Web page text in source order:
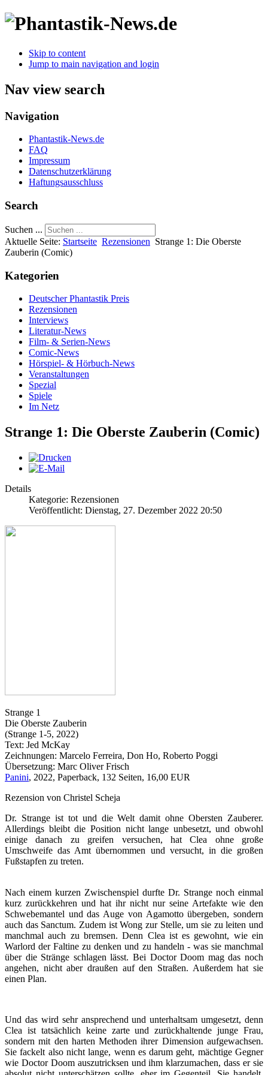
Skip to content
Jump to main navigation and login
Nav view search
Navigation
Phantastik-News.de
FAQ
Impressum
Datenschutzerklärung
Haftungsausschluss
Search
Suchen ...
Aktuelle Seite: Startseite Rezensionen Strange 1: Die Oberste
Zauberin (Comic)
Kategorien
Deutscher Phantastik Preis
Rezensionen
Interviews
Literatur-News
Film- & Serien-News
Comic-News
Hörspiel- & Hörbuch-News
Veranstaltungen
Spezial
Spiele
Im Netz
Strange 1: Die Oberste Zauberin (Comic)
Details
Kategorie: Rezensionen
Veröffentlicht: Dienstag, 27. Dezember 2022 20:50
Strange 1
Die Oberste Zauberin
(Strange 1-5, 2022)
Text: Jed McKay
Zeichnungen: Marcelo Ferreira, Don Ho, Roberto Poggi
Übersetzung: Marc Oliver Frisch
Panini, 2022, Paperback, 132 Seiten, 16,00 EUR
Rezension von Christel Scheja
Dr. Strange ist tot und die Welt damit ohne Obersten Zauberer.
Allerdings bleibt die Position nicht lange unbesetzt, und obwohl
einige danach zu greifen versuchen, hat Clea ohne große
Umschweife das Amt übernommen und versucht, in die großen
Fußstapfen zu treten.
Nach einem kurzen Zwischenspiel durfte Dr. Strange noch einmal
kurz zurückkehren und hat ihr nicht nur seine Artefakte wie den
Schwebemantel und das Auge von Agamotto übergeben, sondern
auch das Sanctum. Zudem ist Wong zur Stelle, um sie zu leiten und
manchmal auch zu bremsen. Denn Clea ist es gewohnt, wie ein
Warlord der Faltine zu denken und zu handeln - was sie manchmal
über die Stränge schlagen lässt. Bei Doctor Doom mag das noch
angehen, nicht aber draußen auf den Straßen. Außerdem hat sie
einen Plan.
Und das wird sehr ansprechend und unterhaltsam umgesetzt, denn
Clea ist tatsächlich keine zarte und zurückhaltende junge Frau,
sondern mit den harten Methoden ihrer Dimension aufgewachsen.
Sie fackelt also nicht lange, wenn es darum geht, mächtige Gegner
wie Doctor Doom auszutricksen und ihm klarzumachen, dass er sie